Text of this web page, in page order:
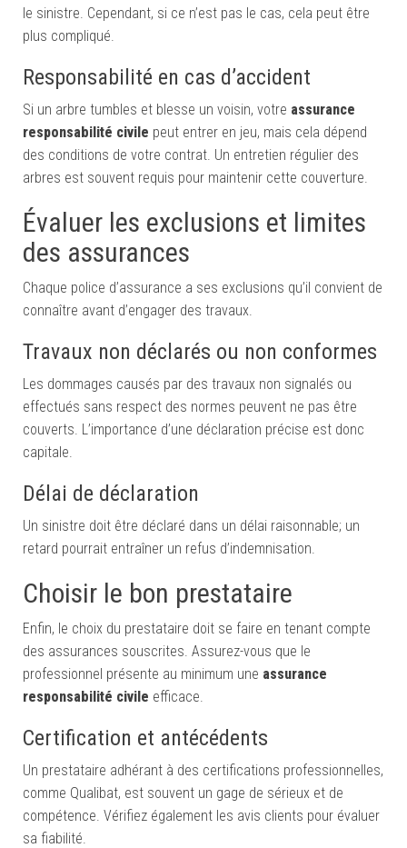
le sinistre. Cependant, si ce n’est pas le cas, cela peut être
plus compliqué.
Responsabilité en cas d’accident
Si un arbre tumbles et blesse un voisin, votre assurance
responsabilité civile peut entrer en jeu, mais cela dépend
des conditions de votre contrat. Un entretien régulier des
arbres est souvent requis pour maintenir cette couverture.
Évaluer les exclusions et limites
des assurances
Chaque police d’assurance a ses exclusions qu’il convient de
connaître avant d’engager des travaux.
Travaux non déclarés ou non conformes
Les dommages causés par des travaux non signalés ou
effectués sans respect des normes peuvent ne pas être
couverts. L’importance d’une déclaration précise est donc
capitale.
Délai de déclaration
Un sinistre doit être déclaré dans un délai raisonnable; un
retard pourrait entraîner un refus d’indemnisation.
Choisir le bon prestataire
Enfin, le choix du prestataire doit se faire en tenant compte
des assurances souscrites. Assurez-vous que le
professionnel présente au minimum une assurance
responsabilité civile efficace.
Certification et antécédents
Un prestataire adhérant à des certifications professionnelles,
comme Qualibat, est souvent un gage de sérieux et de
compétence. Vérifiez également les avis clients pour évaluer
sa fiabilité.